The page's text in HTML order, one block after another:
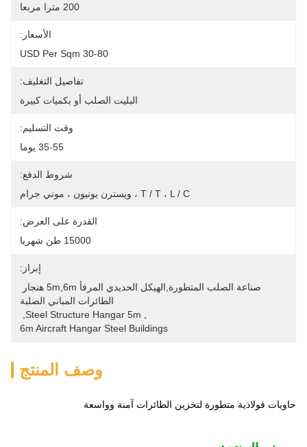
200 مترا مربعا
الأسعار:
30-80 USD Per Sqm
تفاصيل التغليف:
البليت الصلب أو بكميات كبيرة
وقت التسليم:
35-55 يوما
شروط الدفع:
T / T ، L / C ، ويسترن يونيون ، موني جرام
القدرة على العرض:
15000 طن شهريا
إبراز:
الطائرات المباني الصلبة
Steel Structure Hangar 5m
6m Aircraft Hangar Steel Buildings
وصف المنتج
حاويات فولاذية متطورة لتخزين الطائرات آمنة وواسعة